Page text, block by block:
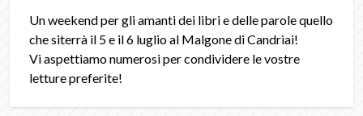
Un weekend per gli amanti dei libri e delle parole quello
che siterrà il 5 e il 6 luglio al Malgone di Candriai!
Vi aspettiamo numerosi per condividere le vostre
letture preferite!